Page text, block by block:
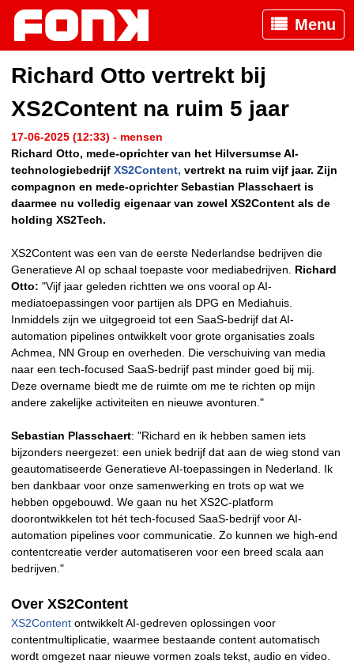
Menu
Richard Otto vertrekt bij
XS2Content na ruim 5 jaar
17-06-2025 (12:33) - mensen
Richard Otto, mede-oprichter van het Hilversumse AI-
technologiebedrijf XS2Content, vertrekt na ruim vijf jaar. Zijn
compagnon en mede-oprichter Sebastian Plasschaert is
daarmee nu volledig eigenaar van zowel XS2Content als de
holding XS2Tech.
XS2Content was een van de eerste Nederlandse bedrijven die
Generatieve AI op schaal toepaste voor mediabedrijven.
Richard
Otto: "Vijf jaar geleden richtten we ons vooral op AI-
mediatoepassingen voor partijen als DPG en Mediahuis.
Inmiddels zijn we uitgegroeid tot een SaaS-bedrijf dat AI-
automation pipelines ontwikkelt voor grote organisaties zoals
Achmea, NN Group en overheden. Die verschuiving van media
naar een tech-focused SaaS-bedrijf past minder goed bij mij.
Deze overname biedt me de ruimte om me te richten op mijn
andere zakelijke activiteiten en nieuwe avonturen."
Sebastian Plasschaert: "Richard en ik hebben samen iets
bijzonders neergezet: een uniek bedrijf dat aan de wieg stond van
geautomatiseerde Generatieve AI-toepassingen in Nederland. Ik
ben dankbaar voor onze samenwerking en trots op wat we
hebben opgebouwd. We gaan nu het XS2C-platform
doorontwikkelen tot hét tech-focused SaaS-bedrijf voor AI-
automation pipelines voor communicatie. Zo kunnen we high-end
contentcreatie verder automatiseren voor een breed scala aan
bedrijven."
Over XS2Content
XS2Content ontwikkelt AI-gedreven oplossingen voor
contentmultiplicatie, waarmee bestaande content automatisch
wordt omgezet naar nieuwe vormen zoals tekst, audio en video.